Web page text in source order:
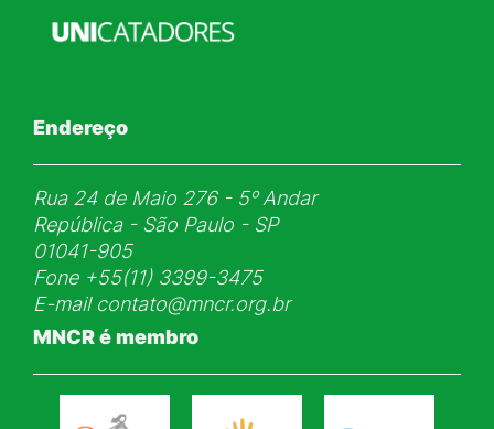
Endereço
Rua 24 de Maio 276 - 5ᵒ Andar
República - São Paulo - SP
01041-905
Fone+55(11) 3399-3475
E-mail contato@mncr.org.br
MNCR é membro